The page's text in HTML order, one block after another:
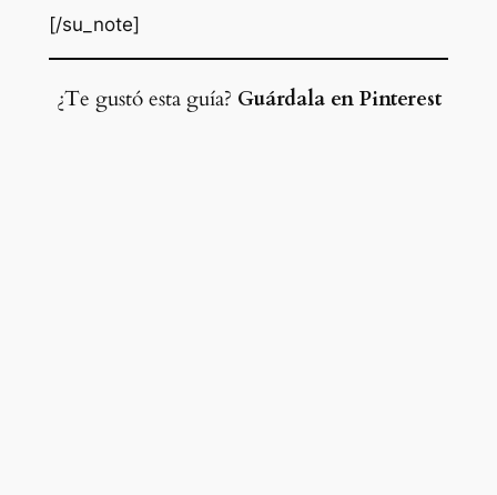
[/su_note]
¿Te gustó esta guía? Guárdala en Pinterest